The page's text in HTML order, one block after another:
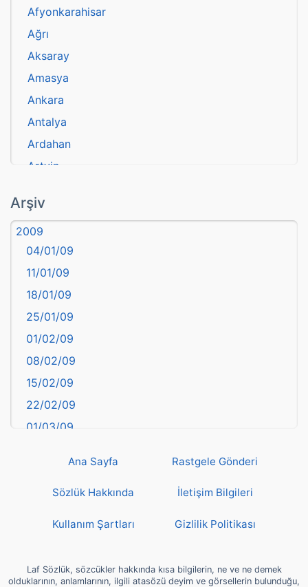
Afyonkarahisar
Ağrı
Aksaray
Amasya
Ankara
Antalya
Ardahan
Artvin
Aydın
Balıkesir
Bartın
başkentler
Batman
Bayburt
Bilecik
Bingöl
Bitlis
Bolu
Burdur
Çankırı
Çorum
deyim
Diyarbakır
Arşiv
2009
04/01/09
11/01/09
18/01/09
25/01/09
01/02/09
08/02/09
15/02/09
22/02/09
01/03/09
22/03/09
19/04/09
Ana Sayfa Rastgele Gönderi
Sözlük Hakkında İletişim Bilgileri
Kullanım Şartları Gizlilik Politikası
Laf Sözlük, sözcükler hakkında kısa bilgilerin, ne ve ne demek
olduklarının, anlamlarının, ilgili atasözü deyim ve görsellerin bulunduğu,